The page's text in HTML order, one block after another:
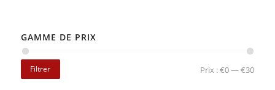
GAMME DE PRIX
Filtrer Prix :€0—€30